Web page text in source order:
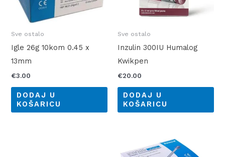
Sve ostalo
Igle 26g 10kom 0.45 x
13mm
€3.00
DODAJ U
KOŠARICU
Sve ostalo
Inzulin 300IU Humalog
Kwikpen
€20.00
DODAJ U
KOŠARICU